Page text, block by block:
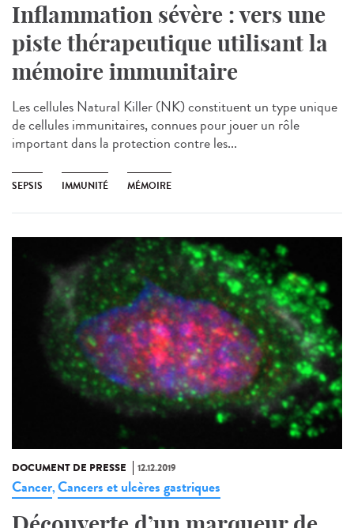
Inflammation sévère : vers une
piste thérapeutique utilisant la
mémoire immunitaire
Les cellules Natural Killer (NK) constituent un type unique
de cellules immunitaires, connues pour jouer un rôle
important dans la protection contre les...
SEPSIS IMMUNITÉ MÉMOIRE
DOCUMENT DE PRESSE 12.12.2019
Cancer,Cancers et ulcères gastriques